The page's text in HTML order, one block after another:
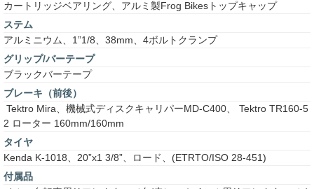
カートリッジベアリング、アルミ製Frog Bikesトップキャップ
ステム
アルミニウム、1”1/8、38mm、4ボルトクランプ
グリップ/バーテープ
ブラックバーテープ
ブレーキ（前後）
Tektro Mira、機械式ディスクキャリパーMD-C400、 Tektro TR160-5
2 ローター 160mm/160mm
タイヤ
Kenda K-1018、20”x1 3/8”、ロード、(ETRTO/ISO 28-451)
付属品